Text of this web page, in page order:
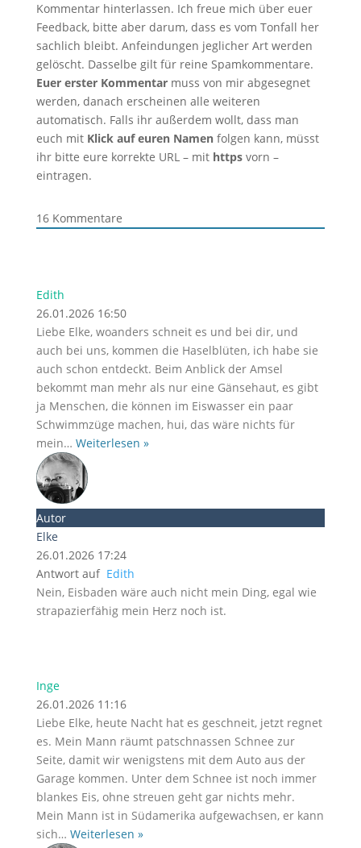
Kommentar hinterlassen. Ich freue mich über euer
Feedback, bitte aber darum, dass es vom Tonfall her
sachlich bleibt. Anfeindungen jeglicher Art werden
gelöscht. Dasselbe gilt für reine Spamkommentare.
Euer erster Kommentarmuss von mir abgesegnet
werden, danach erscheinen alle weiteren
automatisch. Falls ihr außerdem wollt, dass man
euch mit Klick auf euren Namenfolgen kann, müsst
ihr bitte eure korrekte URL – mit httpsvorn –
eintragen.
16Kommentare
Edith
26.01.2026 16:50
Liebe Elke, woanders schneit es und bei dir, und
auch bei uns, kommen die Haselblüten, ich habe sie
auch schon entdeckt. Beim Anblick der Amsel
bekommt man mehr als nur eine Gänsehaut, es gibt
ja Menschen, die können im Eiswasser ein paar
Schwimmzüge machen, hui, das wäre nichts für
mein… Weiterlesen »
Autor
Elke
26.01.2026 17:24
Antwort auf Edith
Nein, Eisbaden wäre auch nicht mein Ding, egal wie
strapazierfähig mein Herz noch ist.
Inge
26.01.2026 11:16
Liebe Elke, heute Nacht hat es geschneit, jetzt regnet
es. Mein Mann räumt patschnassen Schnee zur
Seite, damit wir wenigstens mit dem Auto aus der
Garage kommen. Unter dem Schnee ist noch immer
blankes Eis, ohne streuen geht gar nichts mehr.
Mein Mann ist in Südamerika aufgewachsen, er kann
sich… Weiterlesen »